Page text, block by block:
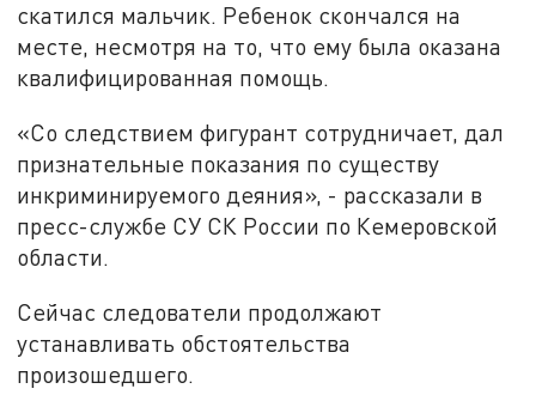
скатился мальчик. Ребенок скончался на
месте, несмотря на то, что ему была оказана
квалифицированная помощь.
«Со следствием фигурант сотрудничает, дал
признательные показания по существу
инкриминируемого деяния», - рассказали в
пресс-службе СУ СК России по Кемеровской
области.
Сейчас следователи продолжают
устанавливать обстоятельства
произошедшего.